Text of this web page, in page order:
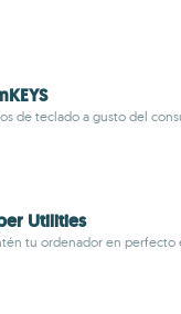
de teclado a gusto del
Utilities
tu ordenador en perfecto